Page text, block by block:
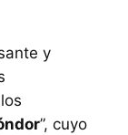
y
”, cuyo